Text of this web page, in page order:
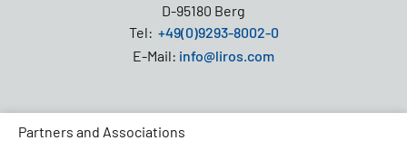
D-95180 Berg
Tel: +49(0)9293-8002-0
E-Mail: info@liros.com
Partners and Associations